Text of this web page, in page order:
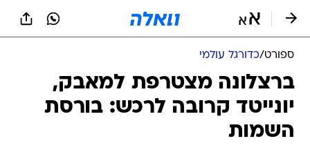
ספורט/כדורגל עולמי
ברצלונה מצטרפת למאבק,
יונייטד קרובה לרכש: בורסת
השמות